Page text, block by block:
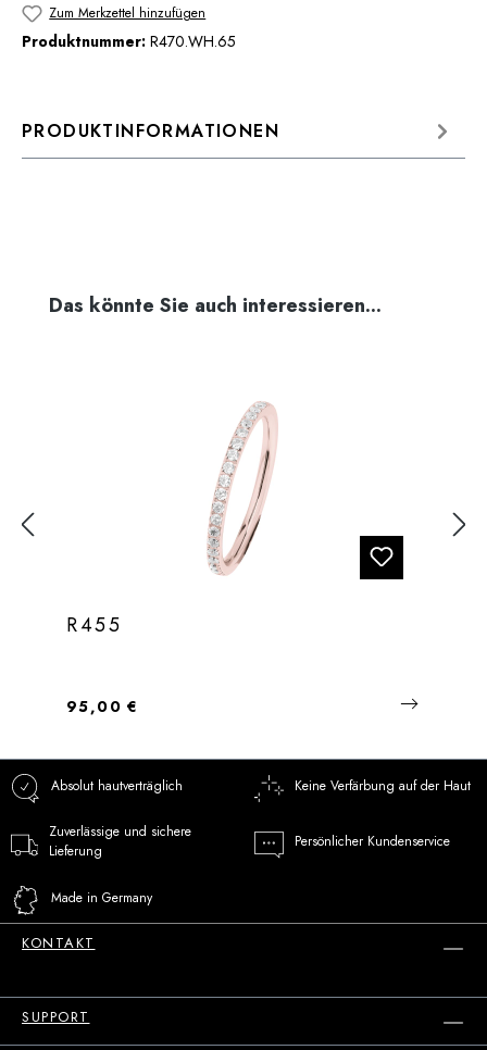
Zum Merkzettel hinzufügen
Produktnummer: R470.WH.65
PRODUKTINFORMATIONEN
Produktgalerie überspringen
Das könnte Sie auch interessieren...
R455
Regulärer Preis:
95,00 €
Absolut hautverträglich Keine Verfärbung auf der Haut
Zuverlässige und sichere
Lieferung
Persönlicher Kundenservice
Made in Germany
KONTAKT
SUPPORT